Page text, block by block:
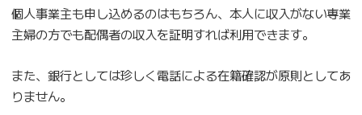
個人事業主も申し込めるのはもちろん、本人に収入がない専業
主婦の方でも配偶者の収入を証明すれば利用できます。
また、銀行としては珍しく電話による在籍確認が原則としてあ
りません。